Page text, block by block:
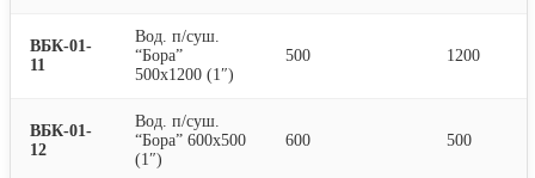
ВБК-01-
11
Вод. п/суш.
“Бора”
500х1200 (1″)
500 1200
ВБК-01-
12
Вод. п/суш.
“Бора” 600х500
(1″)
600 500